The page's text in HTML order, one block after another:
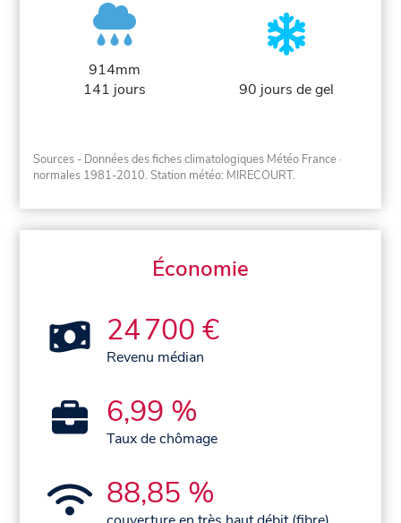
914mm
141 jours
90 jours de gel
Sources - Données des fiches climatologiques Météo France ·
normales 1981-2010. Station météo: MIRECOURT.
Économie
24 700 €
Revenu médian
6,99 %
Taux de chômage
88,85 %